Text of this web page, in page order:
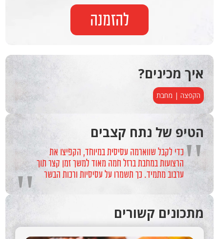
להזמנה
איך מכינים?
הקפצה | מחבת
הטיפ של נתח קצבים
"כדי לקבל שווארמה עסיסית במיוחד, הקפיצו את
הרצועות במחבת ברזל חמה מאוד למשך זמן קצר תוך
ערבוב מתמיד. כך תשמרו על עסיסיות ורכות הבשר
" מתכונים קשורים